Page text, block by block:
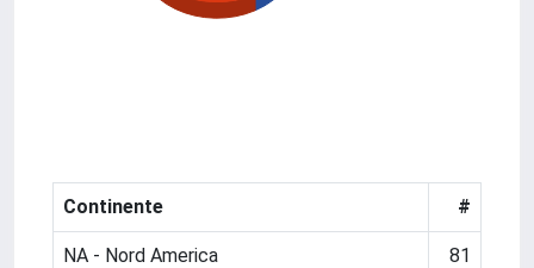
Continente #
NA - Nord America 81